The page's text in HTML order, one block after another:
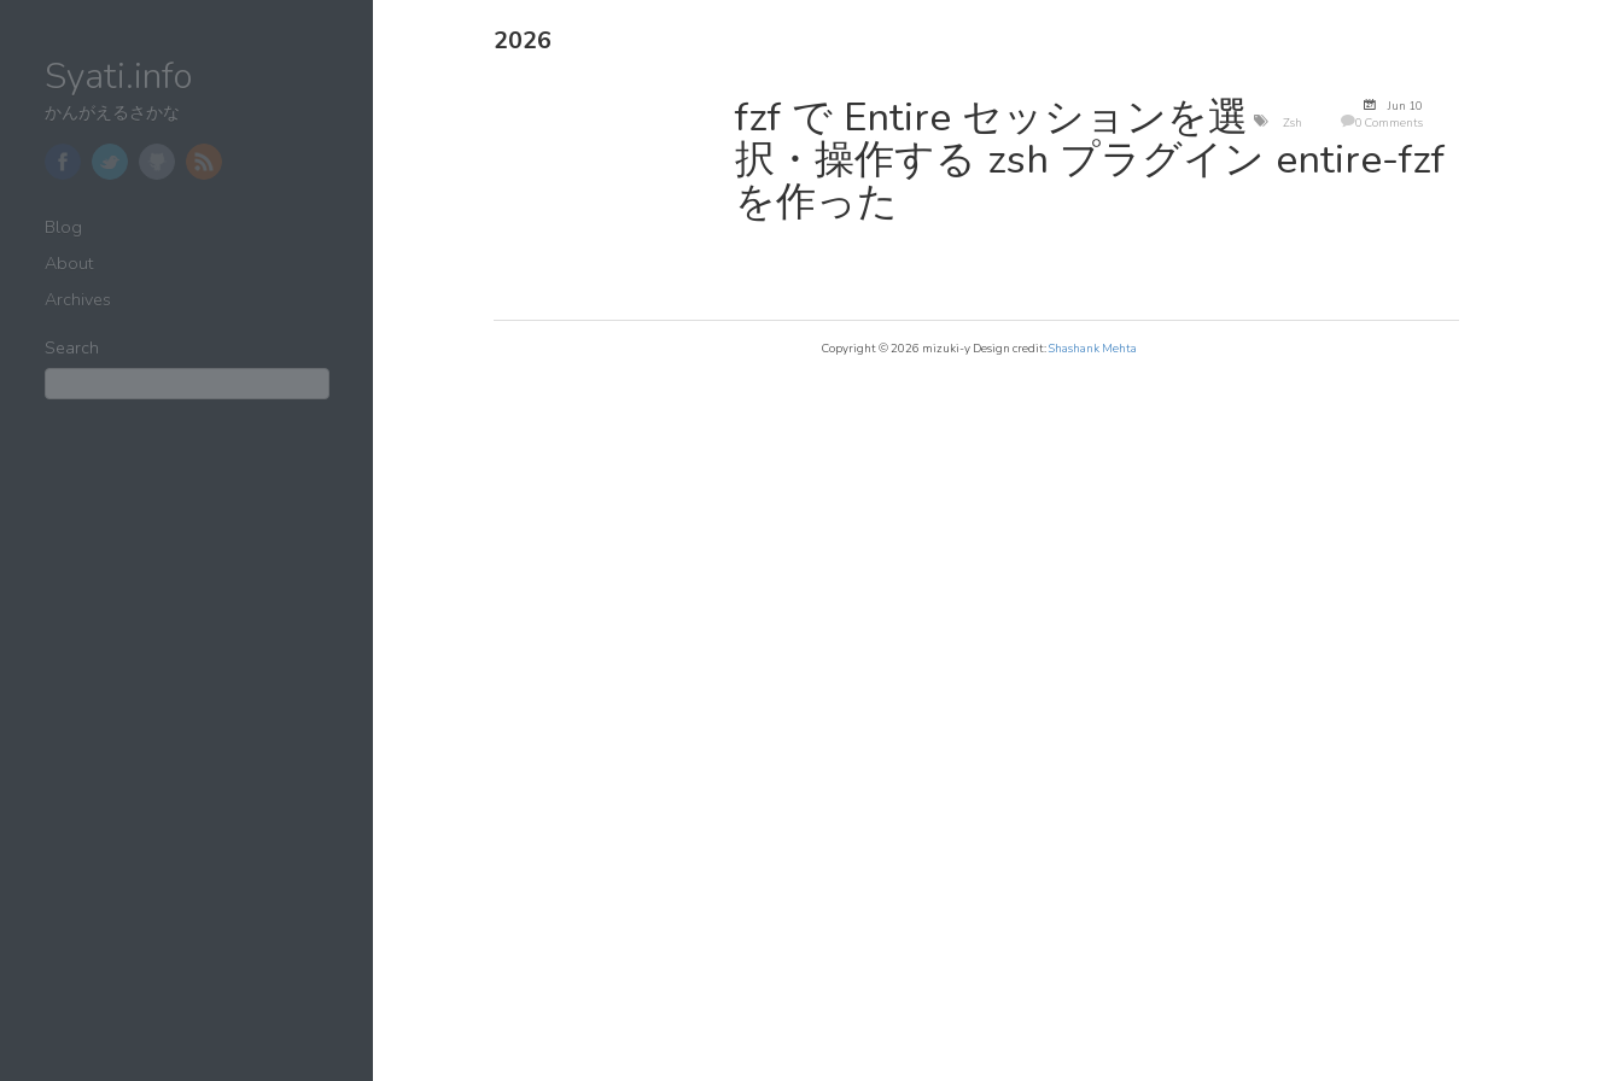
Syati.info
かんがえるさかな
Blog
About
Archives
Search
2026
Jun 10
Zsh
0 Comments
fzf で Entire セッションを選
択・操作する zsh プラグイン entire-fzf
を作った
Copyright © 2026 mizuki-y Design credit:Shashank Mehta